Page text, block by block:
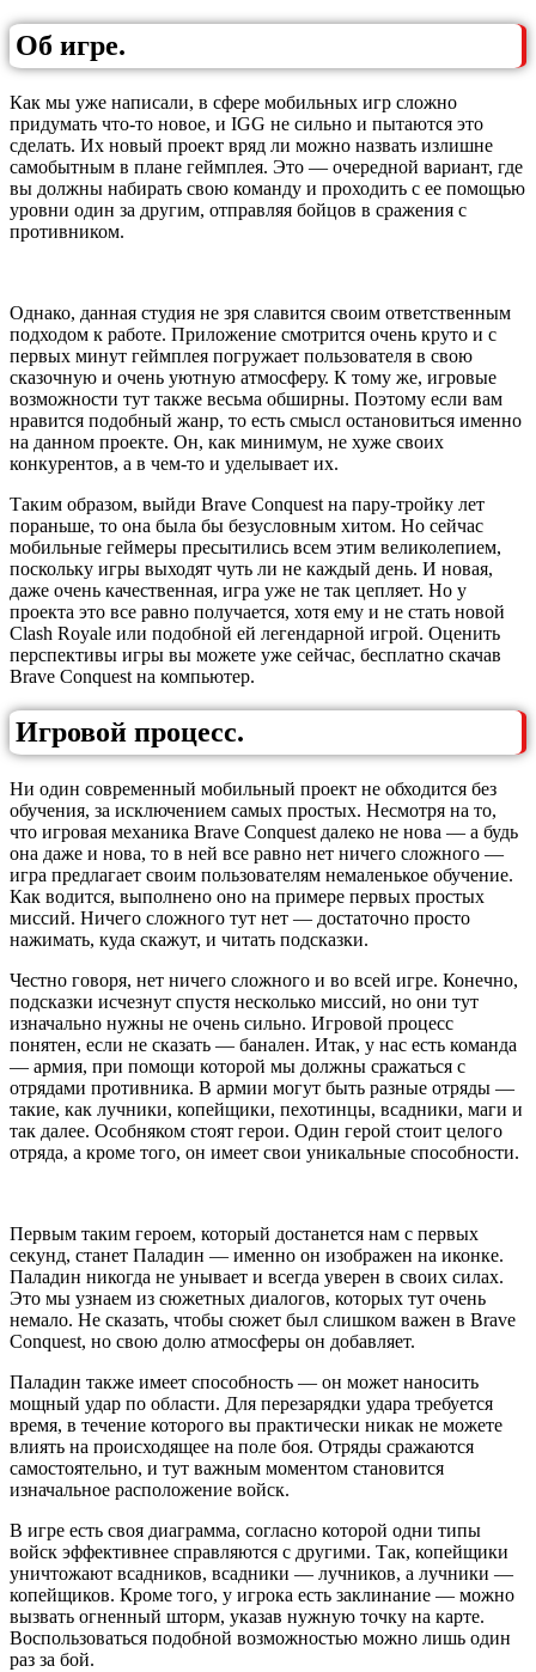
Об игре.
Как мы уже написали, в сфере мобильных игр сложно
придумать что-то новое, и IGG не сильно и пытаются это
сделать. Их новый проект вряд ли можно назвать излишне
самобытным в плане геймплея. Это — очередной вариант, где
вы должны набирать свою команду и проходить с ее помощью
уровни один за другим, отправляя бойцов в сражения с
противником.
Однако, данная студия не зря славится своим ответственным
подходом к работе. Приложение смотрится очень круто и с
первых минут геймплея погружает пользователя в свою
сказочную и очень уютную атмосферу. К тому же, игровые
возможности тут также весьма обширны. Поэтому если вам
нравится подобный жанр, то есть смысл остановиться именно
на данном проекте. Он, как минимум, не хуже своих
конкурентов, а в чем-то и уделывает их.
Таким образом, выйди Brave Conquest на пару-тройку лет
пораньше, то она была бы безусловным хитом. Но сейчас
мобильные геймеры пресытились всем этим великолепием,
поскольку игры выходят чуть ли не каждый день. И новая,
даже очень качественная, игра уже не так цепляет. Но у
проекта это все равно получается, хотя ему и не стать новой
Clash Royale или подобной ей легендарной игрой. Оценить
перспективы игры вы можете уже сейчас, бесплатно скачав
Brave Conquest на компьютер.
Игровой процесс.
Ни один современный мобильный проект не обходится без
обучения, за исключением самых простых. Несмотря на то,
что игровая механика Brave Conquest далеко не нова — а будь
она даже и нова, то в ней все равно нет ничего сложного —
игра предлагает своим пользователям немаленькое обучение.
Как водится, выполнено оно на примере первых простых
миссий. Ничего сложного тут нет — достаточно просто
нажимать, куда скажут, и читать подсказки.
Честно говоря, нет ничего сложного и во всей игре. Конечно,
подсказки исчезнут спустя несколько миссий, но они тут
изначально нужны не очень сильно. Игровой процесс
понятен, если не сказать — банален. Итак, у нас есть команда
— армия, при помощи которой мы должны сражаться с
отрядами противника. В армии могут быть разные отряды —
такие, как лучники, копейщики, пехотинцы, всадники, маги и
так далее. Особняком стоят герои. Один герой стоит целого
отряда, а кроме того, он имеет свои уникальные способности.
Первым таким героем, который достанется нам с первых
секунд, станет Паладин — именно он изображен на иконке.
Паладин никогда не унывает и всегда уверен в своих силах.
Это мы узнаем из сюжетных диалогов, которых тут очень
немало. Не сказать, чтобы сюжет был слишком важен в Brave
Conquest, но свою долю атмосферы он добавляет.
Паладин также имеет способность — он может наносить
мощный удар по области. Для перезарядки удара требуется
время, в течение которого вы практически никак не можете
влиять на происходящее на поле боя. Отряды сражаются
самостоятельно, и тут важным моментом становится
изначальное расположение войск.
В игре есть своя диаграмма, согласно которой одни типы
войск эффективнее справляются с другими. Так, копейщики
уничтожают всадников, всадники — лучников, а лучники —
копейщиков. Кроме того, у игрока есть заклинание — можно
вызвать огненный шторм, указав нужную точку на карте.
Воспользоваться подобной возможностью можно лишь один
раз за бой.